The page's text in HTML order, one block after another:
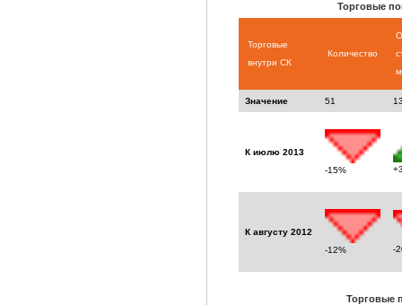
Торговые
Торговые
внутри СК
Количество
Значение 51
К июлю 2013
-15%
К августу 2012
-12%
-
Торговые